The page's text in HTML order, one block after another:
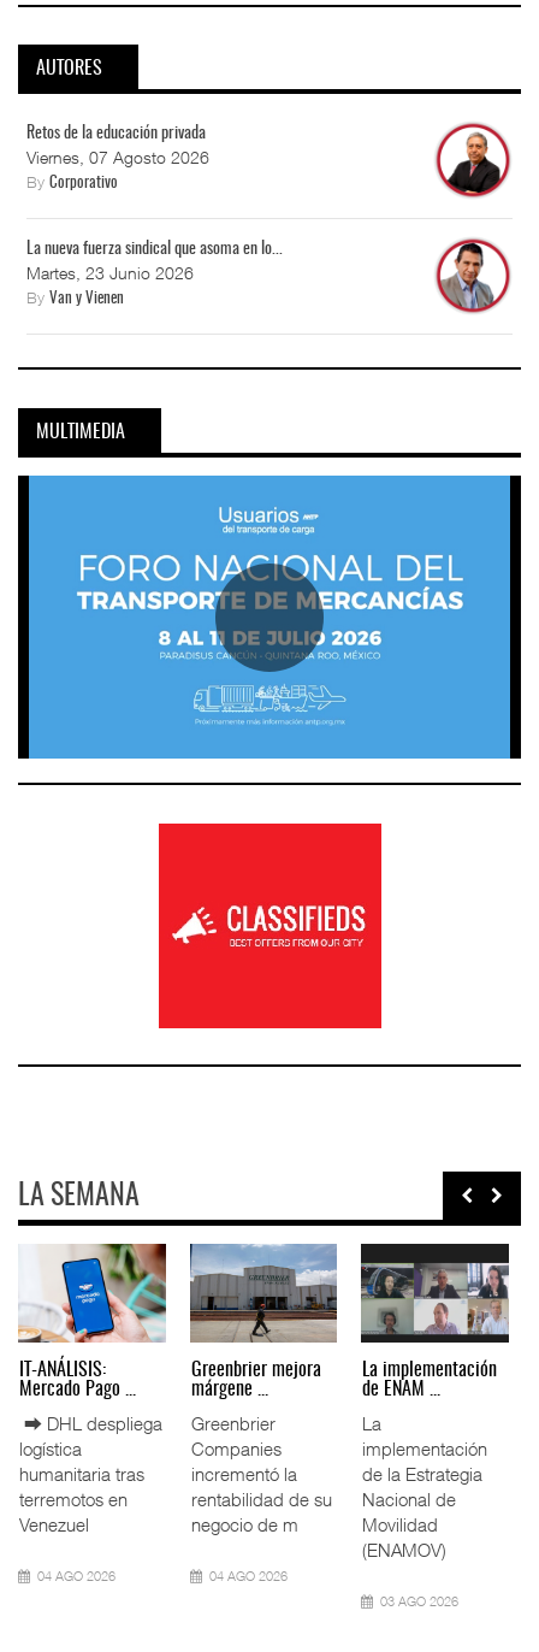
AUTORES
Retos de la educación privada
Viernes, 07 Agosto 2026
By Corporativo
La nueva fuerza sindical que asoma en lo...
Martes, 23 Junio 2026
By Van y Vienen
MULTIMEDIA
LA SEMANA
IT-ANÁLISIS: Puerto
Lázar ...
⮕ Canal de
Panamá reducirá
nuevamente el
calado de
Neopanamax ⮕
06 AGO 2026
La ATTRAPI licita
red de ...
La Agencia de
Trenes y
Transporte Público
Integrado
(ATTRAPI) abri
06 AGO 2026
IT-ANÁLISIS: Volaris
abri ...
⮕ IA y
automatización
redefinen
operación
aeroportuaria ⮕
Bomba
06 AGO 2026